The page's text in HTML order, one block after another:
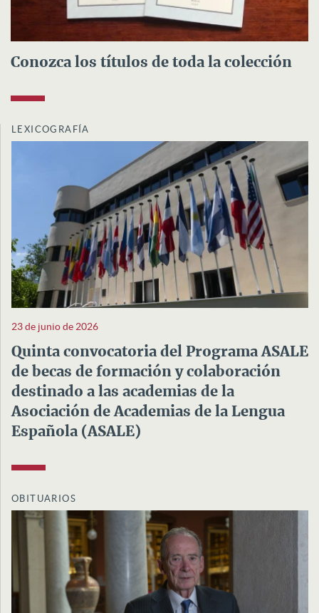
Conozca los títulos de toda la colección
LEXICOGRAFÍA
23 de junio de 2026
Quinta convocatoria del Programa ASALE
de becas de formación y colaboración
destinado a las academias de la
Asociación de Academias de la Lengua
Española (ASALE)
OBITUARIOS